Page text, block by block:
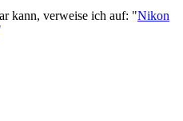
kann, verweise ich auf: "Nikon